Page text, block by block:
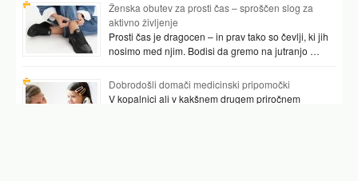
Ženska obutev za prosti čas – sproščen slog za
aktivno življenje
Prosti čas je dragocen – in prav tako so čevlji, ki jih
nosimo med njim. Bodisi da gremo na jutranjo …
Dobrodošli domači medicinski pripomočki
V kopalnici ali v kakšnem drugem priročnem